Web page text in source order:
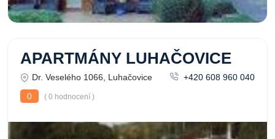
APARTMÁNY LUHAČOVICE
Dr. Veselého 1066, Luhačovice
+420 608 960 040
0
( 0 hodnocení )